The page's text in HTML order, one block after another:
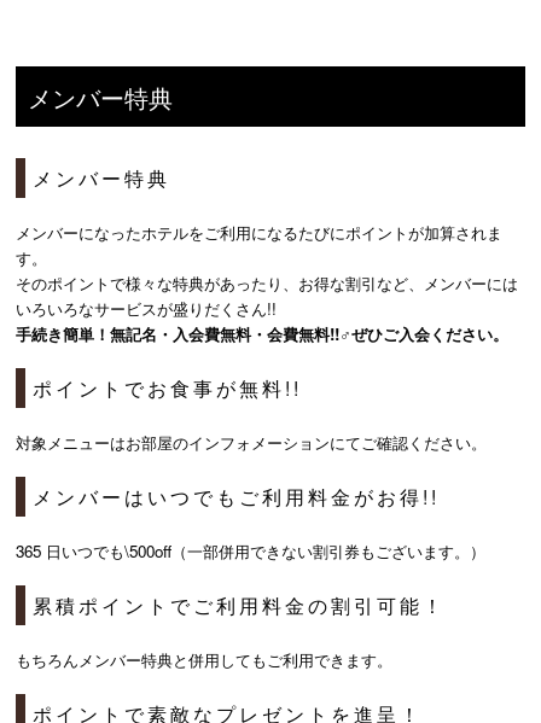
メンバー特典
メンバー特典
メンバーになったホテルをご利用になるたびにポイントが加算されま
す。
そのポイントで様々な特典があったり、お得な割引など、メンバーには
いろいろなサービスが盛りだくさん!!
手続き簡単！無記名・入会費無料・会費無料!!♂ぜひご入会ください。
ポイントでお食事が無料!!
対象メニューはお部屋のインフォメーションにてご確認ください。
メンバーはいつでもご利用料金がお得!!
365 日いつでも\500off（一部併用できない割引券もございます。）
累積ポイントでご利用料金の割引可能！
もちろんメンバー特典と併用してもご利用できます。
ポイントで素敵なプレゼントを進呈！